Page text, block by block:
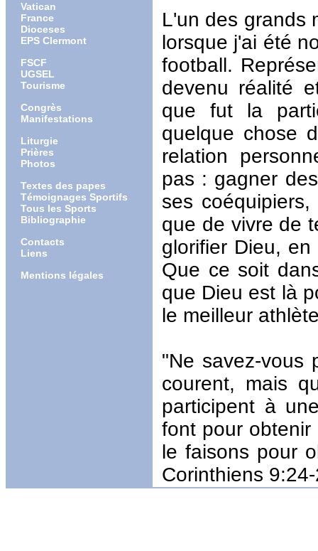
Vatican
France
Dioceses
EPS Clermont
FSCF
UGSEL
Tourisme
Congrès
Manifestations
Liturgie
Prières
Photos
Textes des papes
Témoignages Sportifs
Tous les Sports
Bibliographie
Contacts
Liens
Mentions légales
L'un des grands
lorsque j'ai été
football.
devenu réalité
que fut la
quelque chose
relation
pas : gagner
ses
que de vivre de
glorifier Dieu,
Que ce soit
que Dieu est là
le meilleur
"Ne savez-vous
courent, mais
participent à
font pour
le faisons pour
Corinthiens